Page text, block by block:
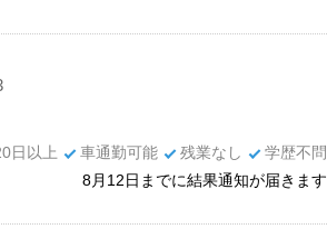
日以上 車通勤可能 残業なし
学歴不問
8月12日までに結果通知が届きます